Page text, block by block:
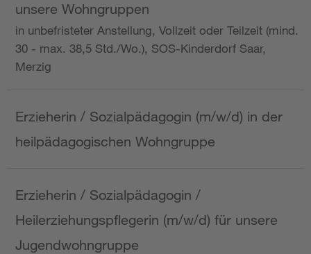
unsere Wohngruppen
in unbefristeter Anstellung, Vollzeit oder Teilzeit (mind.
30 - max. 38,5 Std./Wo.), SOS-Kinderdorf Saar,
Merzig
Erzieherin / Sozialpädagogin (m/w/d) in der
heilpädagogischen Wohngruppe
Erzieherin / Sozialpädagogin /
Heilerziehungspflegerin (m/w/d) für unsere
Jugendwohngruppe